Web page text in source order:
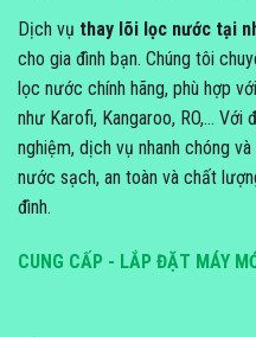
Dịch vụ thay lõi lọc nước tại
cho gia đình bạn. Chúng tôi
lọc nước chính hãng, phù hợp
như Karofi, Kangaroo, RO,...
nghiệm, dịch vụ nhanh chóng
nước sạch, an toàn và chất
đình.
CUNG CẤP - LẮP ĐẶT MÁY